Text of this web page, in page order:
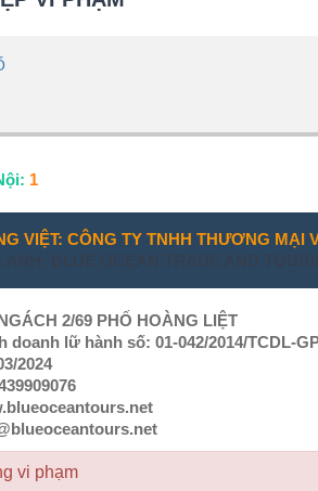
1
VIỆT: CÔNG TY TNHH THƯƠNG MẠI
2/69 PHỐ HOÀNG LIỆT
doanh lữ hành số: 01-042/2014/TCDL-
2024
vi phạm